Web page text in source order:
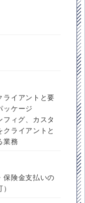
ライアントと要
ッケージ
フィグ、カスタ
ライアントと
業務
保険金支払いの